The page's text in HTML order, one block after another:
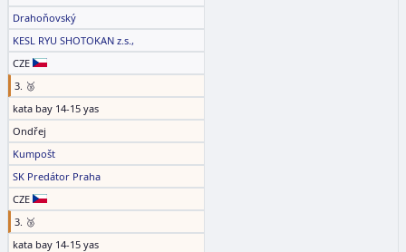
Drahoňovský
KESL RYU SHOTOKAN z.s.,
CZE
3. 🥉
kata bay 14-15 yas
Ondřej
Kumpošt
SK Predátor Praha
CZE
3. 🥉
kata bay 14-15 yas